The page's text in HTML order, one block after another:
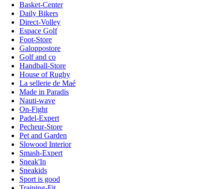
Basket-Center
Daily Bikers
Direct-Volley
Espace Golf
Foot-Store
Galoppostore
Golf and co
Handball-Store
House of Rugby
La sellerie de Maé
Made in Paradis
Nauti-wave
On-Fight
Padel-Expert
Pecheur-Store
Pet and Garden
Slowood Interior
Smash-Expert
Sneak'In
Sneakids
Sport is good